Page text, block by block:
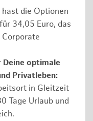
hast die Optionen
34,05 Euro, das
Corporate
optimale
Privatleben:
in Gleitzeit
Tage Urlaub und